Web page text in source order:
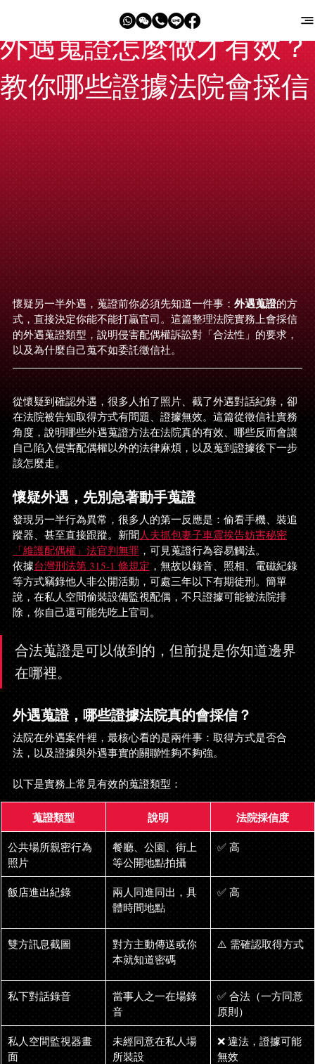
外遇蒐證怎麼做才有效？
教你哪些證據法院會採信
懷疑另一半外遇，蒐證前你必須先知道一件事：外遇蒐證的方
式，直接決定你能不能打贏官司。這篇整理法院實務上會採信
的外遇蒐證類型，說明侵害配偶權訴訟對「合法性」的要求，
以及為什麼自己蒐不如委託徵信社。
從懷疑到確認外遇，很多人拍了照片、截了外遇對話紀錄，卻
在法院被告知取得方式有問題、證據無效。這篇從徵信社實務
角度，說明哪些外遇蒐證方法在法院真的有效、哪些反而會讓
自己陷入侵害配偶權以外的法律麻煩，以及蒐到證據後下一步
該怎麼走。
懷疑外遇，先別急著動手蒐證
發現另一半行為異常，很多人的第一反應是：偷看手機、裝追
蹤器、甚至直接跟蹤。新聞人夫抓包妻子車震挨告妨害秘密
「維護配偶權」法官判無罪 ，可見蒐證行為容易觸法。
依據台灣刑法第 315-1 條規定，無故以錄音、照相、電磁紀錄
等方式竊錄他人非公開活動，可處三年以下有期徒刑。簡單
說，在私人空間偷裝設備監視配偶，不只證據可能被法院排
除，你自己還可能先吃上官司。
合法蒐證是可以做到的，但前提是你知道邊界
在哪裡。
外遇蒐證，哪些證據法院真的會採信？
法院在外遇案件裡，最核心看的是兩件事：取得方式是否合
法，以及證據與外遇事實的關聯性夠不夠強。
以下是實務上常見有效的蒐證類型：
蒐證類型 說明 法院採信度
公共場所親密行為
照片
餐廳、公園、街上
等公開地點拍攝
✅ 高
飯店進出紀錄
兩人同進同出，具
體時間地點
✅ 高
雙方訊息截圖
對方主動傳送或你
本就知道密碼
⚠️ 需確認取得方式
私下對話錄音
當事人之一在場錄
音
✅ 合法（一方同意
原則）
私人空間監視器畫
面
未經同意在私人場
所裝設
❌ 違法，證據可能
無效